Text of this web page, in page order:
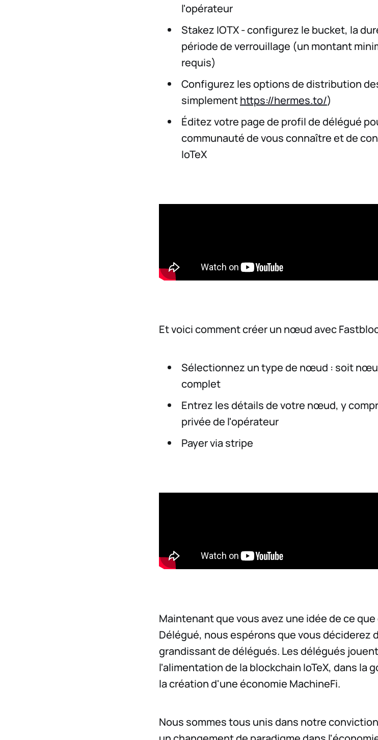
l'opérateur
Stakez IOTX - configurez le bucket, la
période de verrouillage (un montant
requis)
Configurez les options de distribution
simplementhttps://hermes.to/)
Éditez votre page de profil de délégué
communauté de vous connaître et de
IoTeX
Et voici comment créer un nœud avec
Sélectionnez un type de nœud : soit
complet
Entrez les détails de votre nœud, y
privée de l'opérateur
Payer via stripe
Maintenant que vous avez une idée de ce
Délégué, nous espérons que vous déciderez
grandissant de délégués. Les délégués
l'alimentation de la blockchain IoTeX, dans la
la création d'une économie MachineFi.
Nous sommes tous unis dans notre